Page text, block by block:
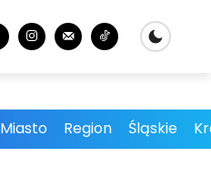
Miasto Region Śląskie